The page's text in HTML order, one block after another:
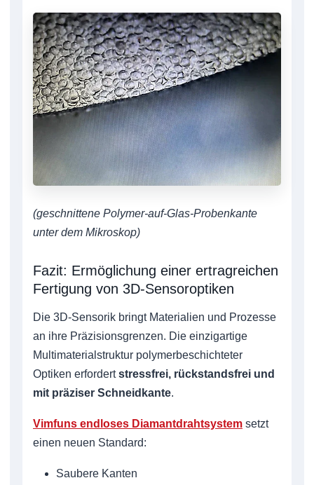
(geschnittene Polymer-auf-Glas-Probenkante
unter dem Mikroskop)
Fazit: Ermöglichung einer ertragreichen
Fertigung von 3D-Sensoroptiken
Die 3D-Sensorik bringt Materialien und Prozesse
an ihre Präzisionsgrenzen. Die einzigartige
Multimaterialstruktur polymerbeschichteter
Optiken erfordertstressfrei, rückstandsfrei und
mit präziser Schneidkante.
Vimfuns endloses Diamantdrahtsystem setzt
einen neuen Standard:
Saubere Kanten